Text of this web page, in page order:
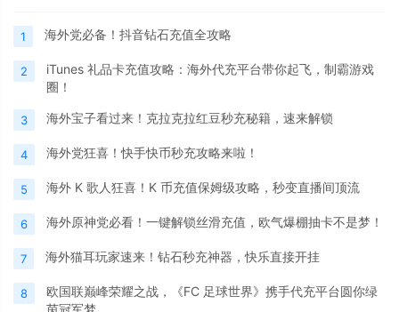
1 海外党必备！抖音钻石充值全攻略
2
iTunes 礼品卡充值攻略：海外代充平台带你起飞，制霸游戏
圈！
3 海外宝子看过来！克拉克拉红豆秒充秘籍，速来解锁
4 海外党狂喜！快手快币秒充攻略来啦！
5 海外 K 歌人狂喜！K 币充值保姆级攻略，秒变直播间顶流
6 海外原神党必看！一键解锁丝滑充值，欧气爆棚抽卡不是梦！
7 海外猫耳玩家速来！钻石秒充神器，快乐直接开挂
8
欧国联巅峰荣耀之战，《FC 足球世界》携手代充平台圆你绿
茵冠军梦